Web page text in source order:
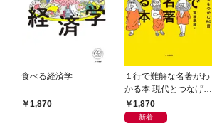
食べる経済学
1,870
１行で難解な名著がわ
かる本 現代とつなげて
エッセンスをつかむ50
冊
1,870
新着